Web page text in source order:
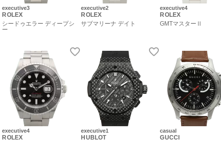
executive3
ROLEX
シードゥエラー ディープシ
ー
executive4
ROLEX
executive2
ROLEX
サブマリーナ デイト
executive1
HUBLOT
executive4
ROLEX
GMTマスターⅡ
casual
GUCCI